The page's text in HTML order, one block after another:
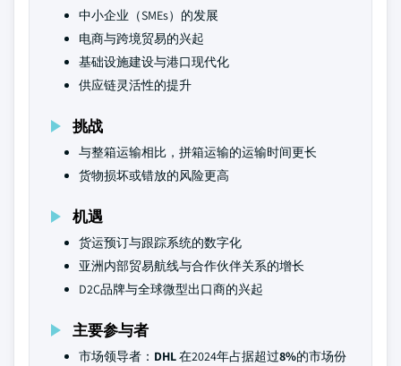
中小企业（SMEs）的发展
电商与跨境贸易的兴起
基础设施建设与港口现代化
供应链灵活性的提升
挑战
与整箱运输相比，拼箱运输的运输时间更长
货物损坏或错放的风险更高
机遇
货运预订与跟踪系统的数字化
亚洲内部贸易航线与合作伙伴关系的增长
D2C品牌与全球微型出口商的兴起
主要参与者
市场领导者： DHL在2024年占据超过8%的市场份